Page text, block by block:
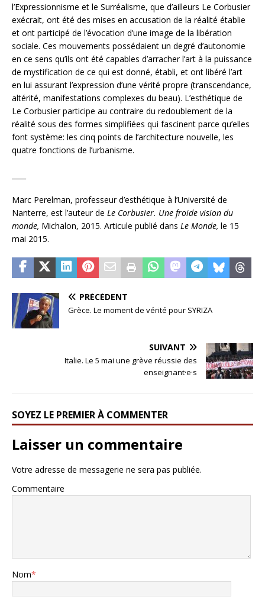
l’Expressionnisme et le Surréalisme, que d’ailleurs Le Corbusier
exécrait, ont été des mises en accusation de la réalité établie
et ont participé de l’évocation d’une image de la libération
sociale. Ces mouvements possédaient un degré d’autonomie
en ce sens qu’ils ont été capables d’arracher l’art à la puissance
de mystification de ce qui est donné, établi, et ont libéré l’art
en lui assurant l’expression d’une vérité propre (transcendance,
altérité, manifestations complexes du beau). L’esthétique de
Le Corbusier participe au contraire du redoublement de la
réalité sous des formes simplifiées qui fascinent parce qu’elles
font système: les cinq points de l’architecture nouvelle, les
quatre fonctions de l’urbanisme.
Marc Perelman, professeur d’esthétique à l’Université de
Nanterre, est l’auteur de Le Corbusier. Une froide vision du
monde, Michalon, 2015. Articule publié dans Le Monde, le 15
mai 2015.
PRÉCÉDENT
Grèce. Le moment de vérité pour SYRIZA
SUIVANT
Italie. Le 5 mai une grève réussie des
enseignant·e·s
SOYEZ LE PREMIER À COMMENTER
Laisser un commentaire
Votre adresse de messagerie ne sera pas publiée.
Commentaire
Nom*